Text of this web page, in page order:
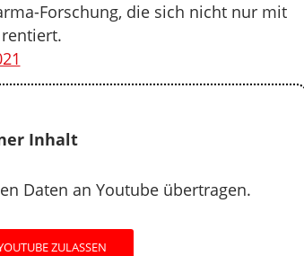
Forschung, die sich nicht nur mit
Inhalt
Daten an Youtube übertragen.
ZULASSEN